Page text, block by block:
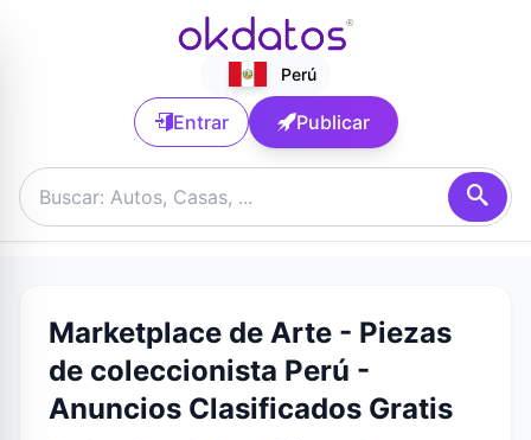
Perú
Entrar Publicar
Marketplace de Arte - Piezas
de coleccionista Perú -
Anuncios Clasificados Gratis